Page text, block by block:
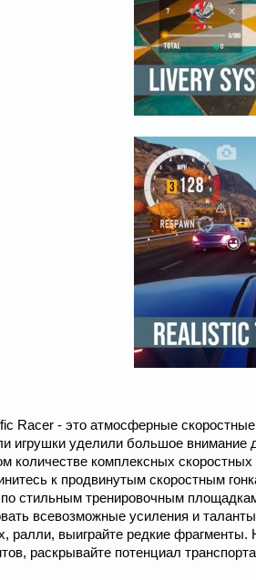
Racer - это атмосферные
игрушки уделили большое внимание
количестве комплексных
к продвинутым скоростным
стильным тренировочным
всевозможные усиления и
ралли, выиграйте редкие
раскрывайте потенциал